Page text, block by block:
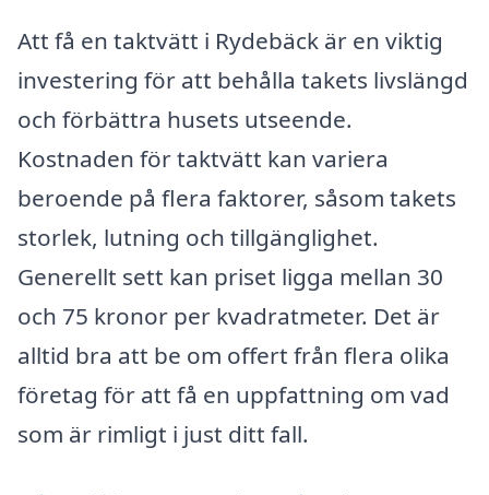
Att få en taktvätt i Rydebäck är en viktig
investering för att behålla takets livslängd
och förbättra husets utseende.
Kostnaden för taktvätt kan variera
beroende på flera faktorer, såsom takets
storlek, lutning och tillgänglighet.
Generellt sett kan priset ligga mellan 30
och 75 kronor per kvadratmeter. Det är
alltid bra att be om offert från flera olika
företag för att få en uppfattning om vad
som är rimligt i just ditt fall.